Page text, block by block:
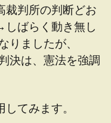
裁判所の判断どお
ばらく動き無し
ましたが、
決は、憲法を強調
てみます。